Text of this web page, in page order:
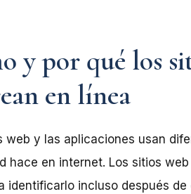
y por qué los
en línea
web y las aplicaciones usan
hace en internet. Los sitios
identificarlo incluso después